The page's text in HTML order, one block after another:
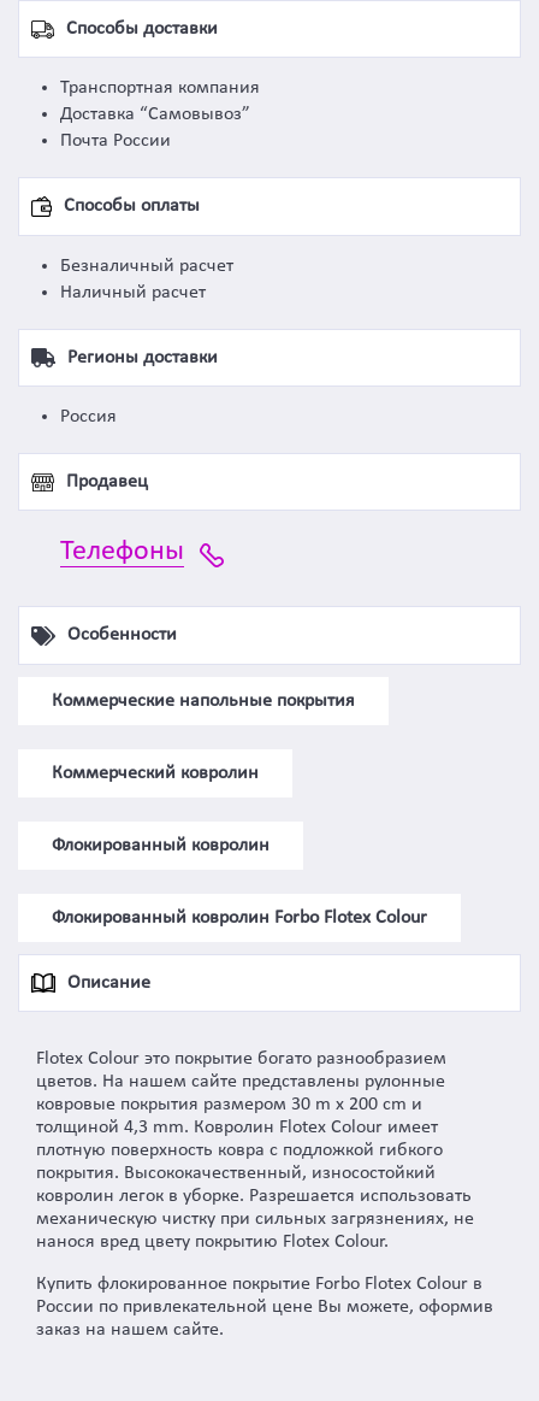
Способы доставки
Транспортная компания
Доставка “Самовывоз”
Почта России
Способы оплаты
Безналичный расчет
Наличный расчет
Регионы доставки
Россия
Продавец
Телефоны
Особенности
Коммерческие напольные покрытия
Коммерческий ковролин
Флокированный ковролин
Флокированный ковролин Forbo Flotex Colour
Описание
Flotex Colour это покрытие богато разнообразием
цветов. На нашем сайте представлены рулонные
ковровые покрытия размером 30 m x 200 cm и
толщиной 4,3 mm. Ковролин Flotex Colour имеет
плотную поверхность ковра с подложкой гибкого
покрытия. Высококачественный, износостойкий
ковролин легок в уборке. Разрешается использовать
механическую чистку при сильных загрязнениях, не
нанося вред цвету покрытию Flotex Colour.
Купить флокированное покрытие Forbo Flotex Colour в
России по привлекательной цене Вы можете, оформив
заказ на нашем сайте.